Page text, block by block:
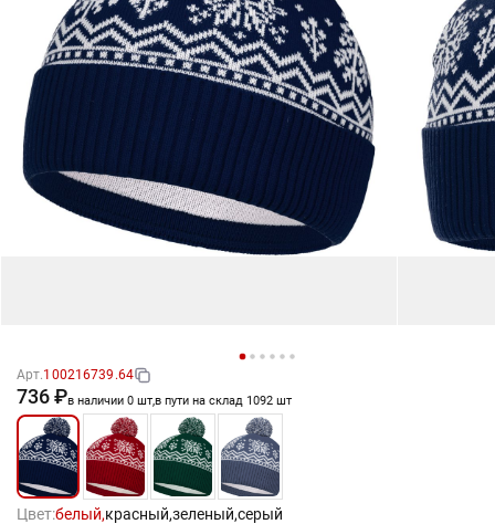
Арт.100216739.64
736 ₽в наличии 0 шт,в пути на склад 1092 шт
Цвет:белый,красный,зеленый,серый